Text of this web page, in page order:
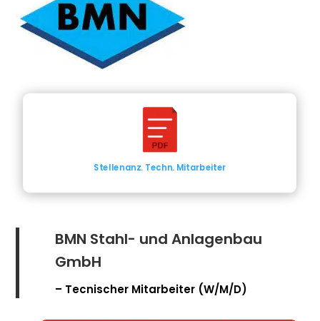
Stellenanz. Techn. Mitarbeiter
BMN Stahl- und Anlagenbau
GmbH
– Tecnischer Mitarbeiter (W/M/D)